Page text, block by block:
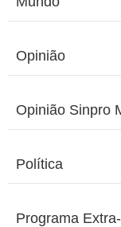
Opinião
Opinião Sinpro
Política
Programa